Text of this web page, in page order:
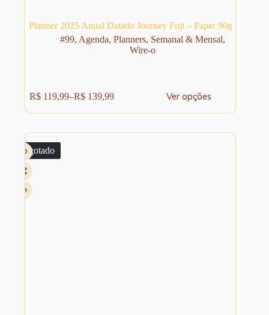
Planner 2025 Anual Datado Journey Fuji – Paper 90g
#99, Agenda, Planners, Semanal & Mensal,
Wire-o
R$ 119,99–R$ 139,99
Faixa
de
R$ 119,99
Ver opções
produto
tem
variantes.
As
opções
podem
ser
escolhidas
Esgotado